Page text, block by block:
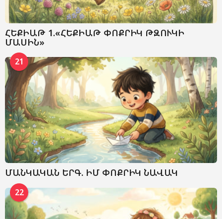
ՀԵՔԻԱԹ 1.«ՀԵՔԻԱԹ ՓՈՔՐԻԿ ԹԶՈՒԿԻ
ՄԱՍԻՆ»
21
ՄԱՆԿԱԿԱՆ ԵՐԳ. ԻՄ ՓՈՔՐԻԿ ՆԱՎԱԿ
22